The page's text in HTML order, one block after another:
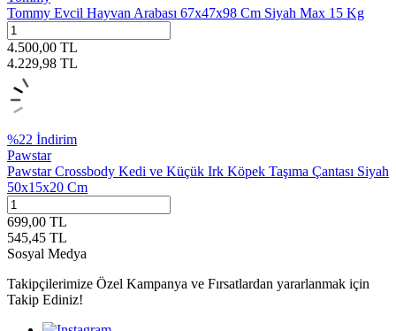
Tommy Evcil Hayvan Arabası 67x47x98 Cm Siyah Max 15 Kg
4.500,00 TL
4.229,98 TL
%22 İndirim
Pawstar
Pawstar Crossbody Kedi ve Küçük Irk Köpek Taşıma Çantası Siyah
50x15x20 Cm
699,00 TL
545,45 TL
Sosyal Medya
Takipçilerimize Özel Kampanya ve Fırsatlardan yararlanmak için
Takip Ediniz!